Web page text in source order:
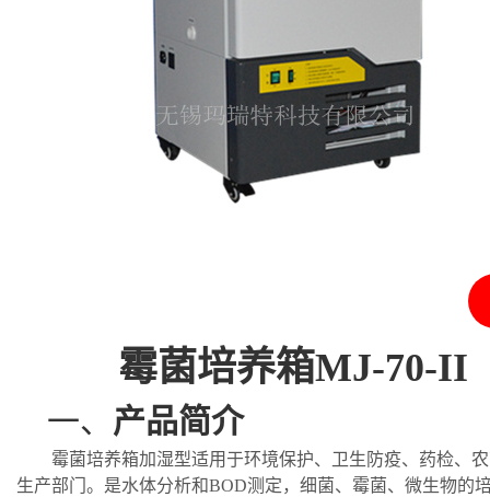
霉菌培养箱MJ-70-II
一、 产品简介
霉菌培养箱加湿型适用于环境保护、卫生防疫、药检、
生产部门。是水体分析和BOD测定，细菌、霉菌、微生物的